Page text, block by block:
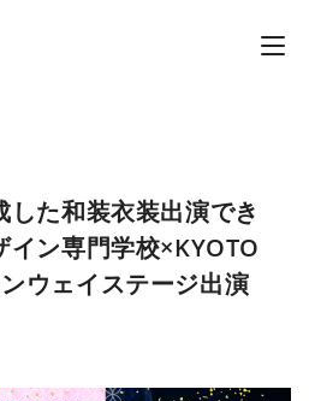
した和装衣装出演でき
イン専門学校×KYOTO
ウェイステージ出演